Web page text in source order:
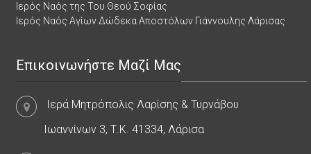
Ιερός Ναός της Του Θεού Σοφίας
Ιερός Ναός Αγίων Δώδεκα Αποστόλων Γιάννουλης Λάρισας
Επικοινωνήστε Μαζί Μας
Ιερά Μητρόπολις Λαρίσης & Τυρνάβου
Ιωαννίνων 3, Τ.Κ. 41334, Λάρισα